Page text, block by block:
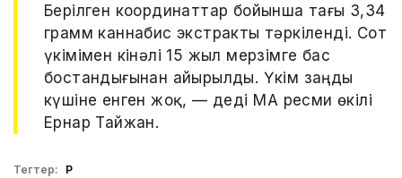
Берілген координаттар бойынша тағы 3,34
грамм каннабис экстракты тәркіленді. Сот
үкімімен кінәлі 15 жыл мерзімге бас
бостандығынан айырылды. Үкім заңды
күшіне енген жоқ, — деді ҚМА ресми өкілі
Ернар Тайжан.
Тегтер: ҚР